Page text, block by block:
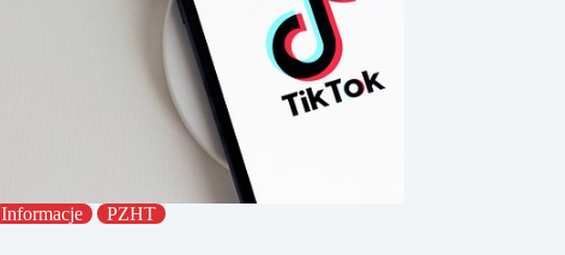
Informacje PZHT